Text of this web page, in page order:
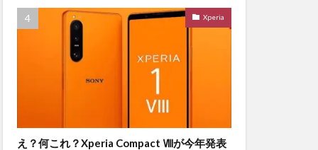
Xperia
え？何これ？Xperia Compact Ⅷが今年発表